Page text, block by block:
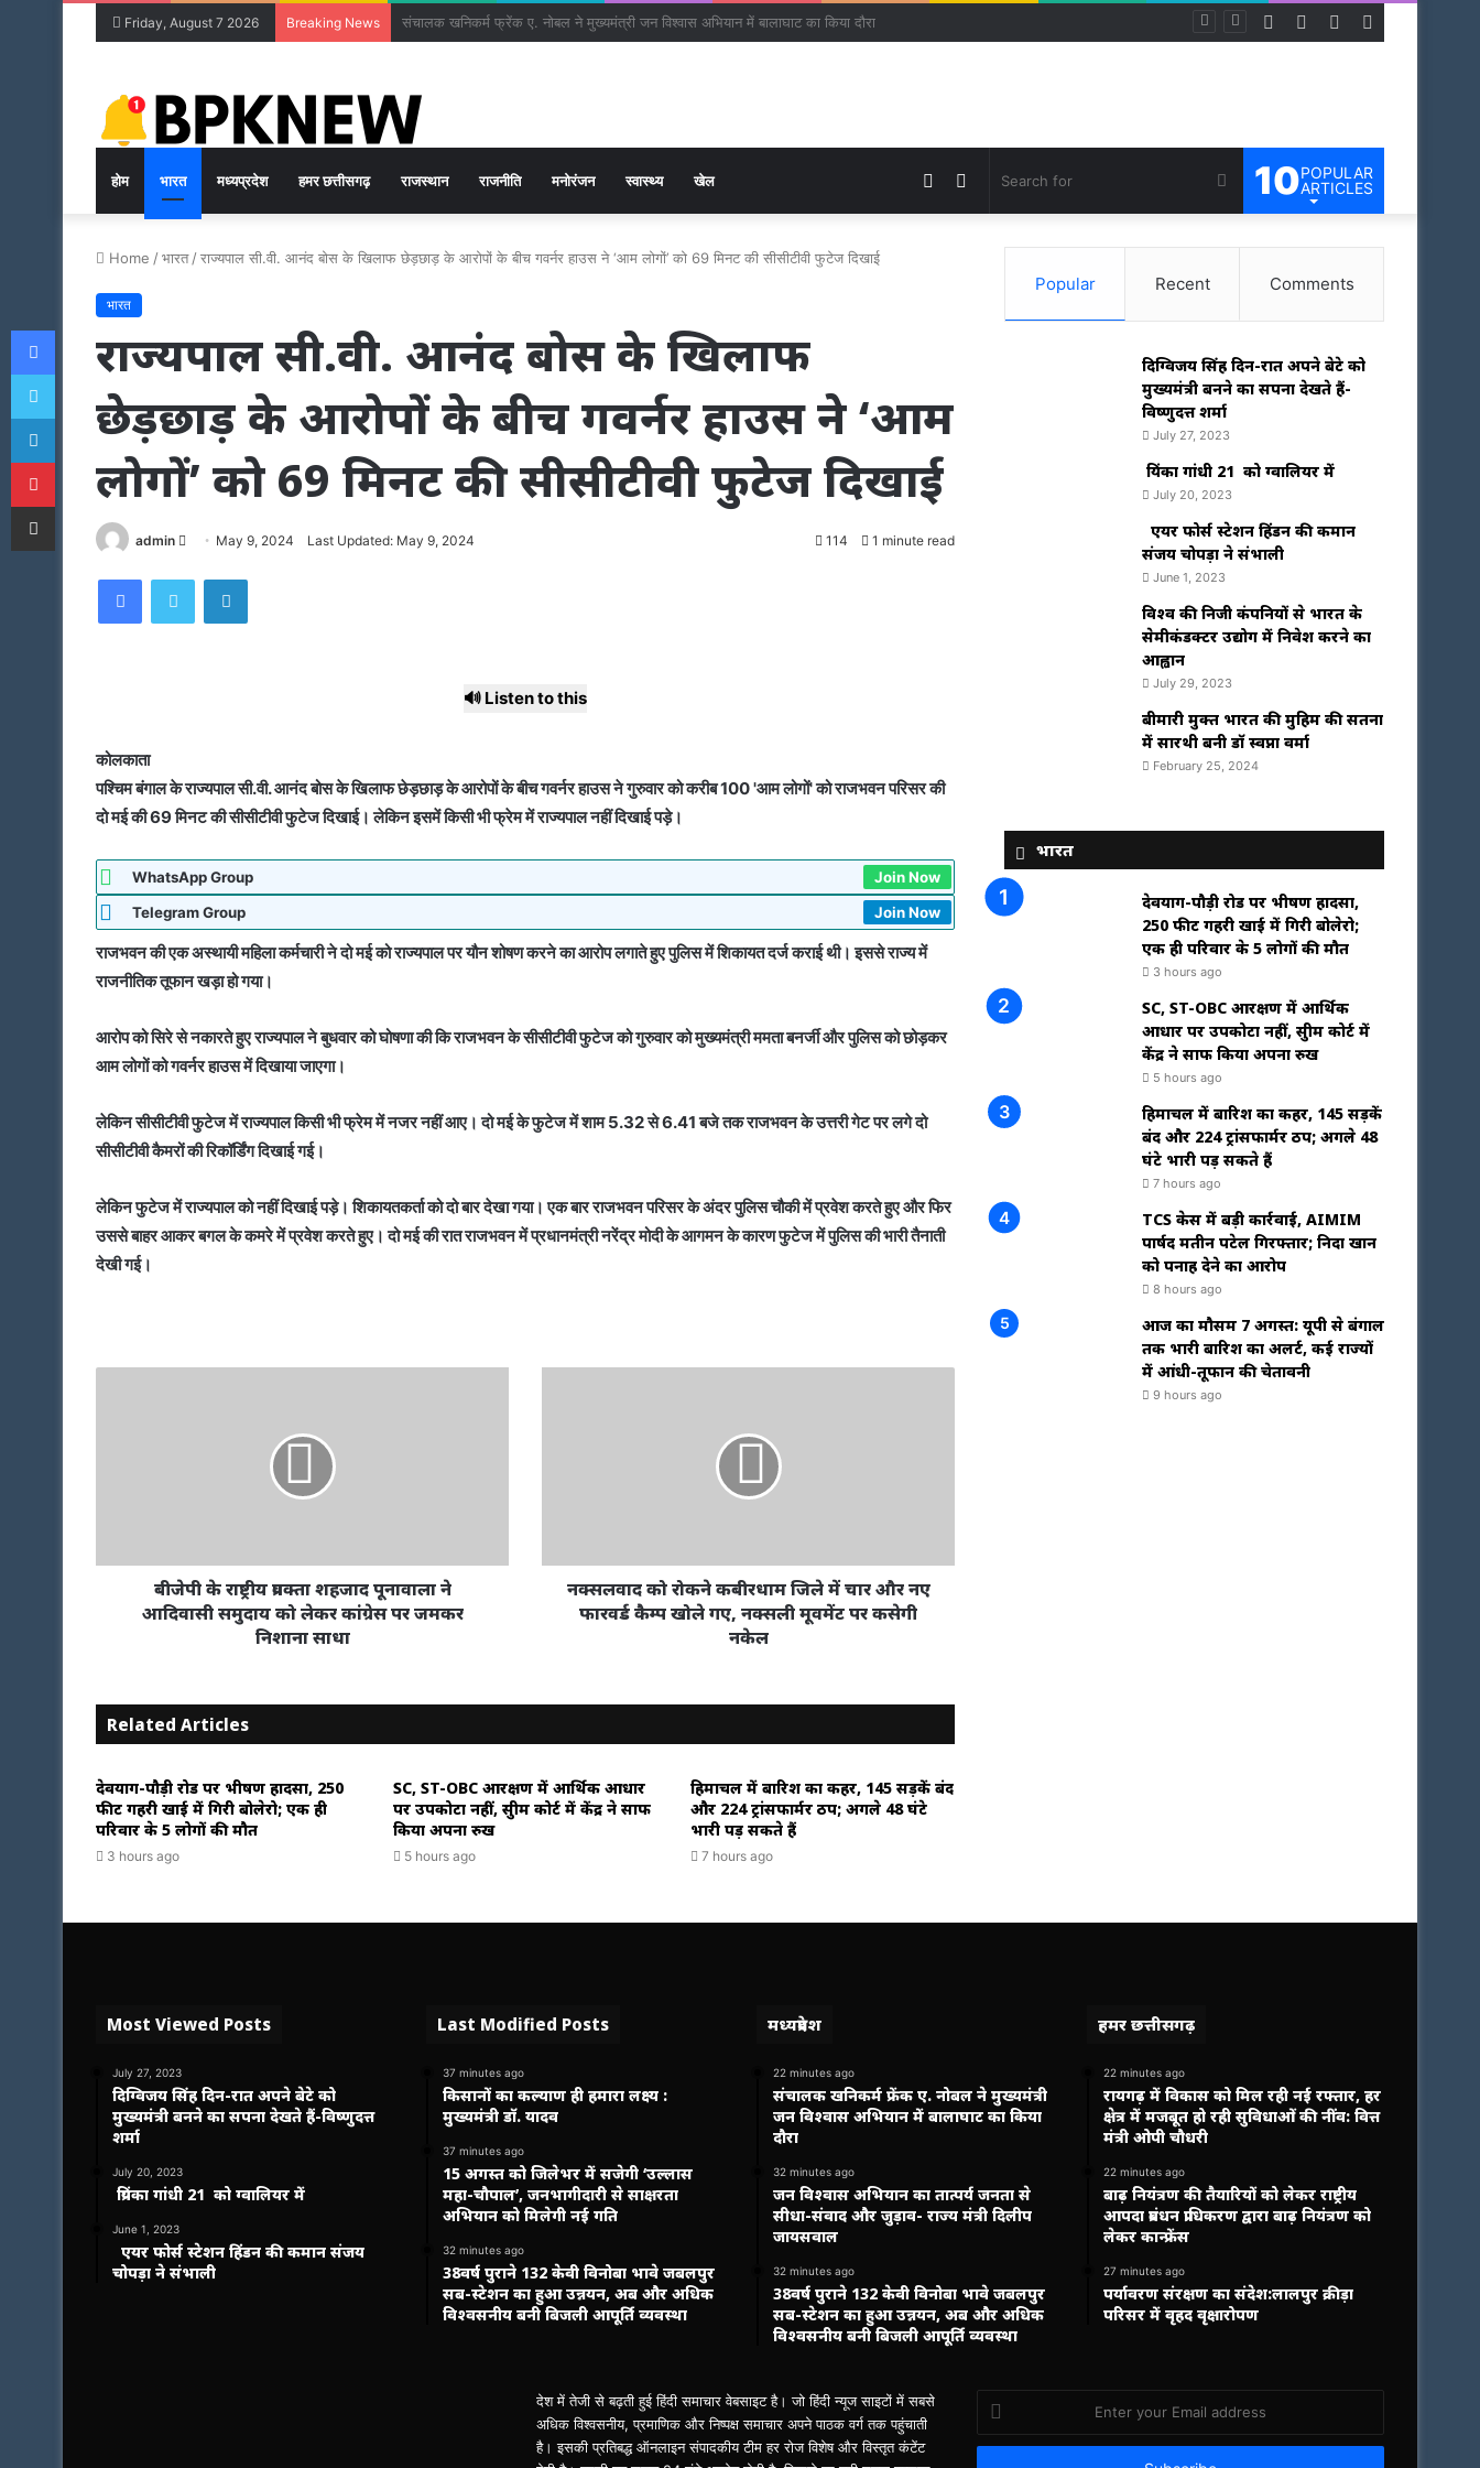
Friday, August 7 2026 Breaking News बाढ़ नियंत्रण की तैयारियों को लेकर राष्ट्रीय आपदा प्रबंधन प्राधिकरण द्वारा बाढ़ नियंत्रण को लेकर कान्फ्रेंस LinkedIn
Twitter
Facebook
होम भारत मध्यप्रदेश हमर छत्तीसगढ़ राजस्थान राजनीति मनोरंजन स्वास्थ्य खेल 10POPULAR
ARTICLES
Search
for
Sidebar
Random
Home /भारत /राज्यपाल सी.वी. आनंद बोस के खिलाफ छेड़छाड़ के आरोपों के बीच गवर्नर हाउस ने ‘आम लोगों’ को 69 मिनट की सीसीटीवी फुटेज दिखाई
भारत
राज्यपाल सी.वी. आनंद बोस के खिलाफ
छेड़छाड़ के आरोपों के बीच गवर्नर हाउस ने ‘आम
लोगों’ को 69 मिनट की सीसीटीवी फुटेज दिखाई
admin
Send May 9, 2024 Last Updated: May 9, 2024 114 1 minute read
FacebookTwitter LinkedIn
🔊 Listen to this
कोलकाता
पश्चिम बंगाल के राज्यपाल सी.वी. आनंद बोस के खिलाफ छेड़छाड़ के आरोपों के बीच गवर्नर हाउस ने गुरुवार को करीब 100 'आम लोगों' को राजभवन परिसर की
दो मई की 69 मिनट की सीसीटीवी फुटेज दिखाई। लेकिन इसमें किसी भी फ्रेम में राज्यपाल नहीं दिखाई पड़े।
WhatsApp Group
Join Now
Telegram Group
Join Now
राजभवन की एक अस्थायी महिला कर्मचारी ने दो मई को राज्यपाल पर यौन शोषण करने का आरोप लगाते हुए पुलिस में शिकायत दर्ज कराई थी। इससे राज्य में
राजनीतिक तूफान खड़ा हो गया।
आरोप को सिरे से नकारते हुए राज्यपाल ने बुधवार को घोषणा की कि राजभवन के सीसीटीवी फुटेज को गुरुवार को मुख्यमंत्री ममता बनर्जी और पुलिस को छोड़कर
आम लोगों को गवर्नर हाउस में दिखाया जाएगा।
लेकिन सीसीटीवी फुटेज में राज्यपाल किसी भी फ्रेम में नजर नहीं आए। दो मई के फुटेज में शाम 5.32 से 6.41 बजे तक राजभवन के उत्तरी गेट पर लगे दो
सीसीटीवी कैमरों की रिकॉर्डिंग दिखाई गई।
लेकिन फुटेज में राज्यपाल को नहीं दिखाई पड़े। शिकायतकर्ता को दो बार देखा गया। एक बार राजभवन परिसर के अंदर पुलिस चौकी में प्रवेश करते हुए और फिर
उससे बाहर आकर बगल के कमरे में प्रवेश करते हुए। दो मई की रात राजभवन में प्रधानमंत्री नरेंद्र मोदी के आगमन के कारण फुटेज में पुलिस की भारी तैनाती
देखी गई।
बीजेपी के राष्ट्रीय प्रवक्ता शहजाद पूनावाला ने
आदिवासी समुदाय को लेकर कांग्रेस पर जमकर
निशाना साधा
नक्सलवाद को रोकने कबीरधाम जिले में चार और नए
फारवर्ड कैम्प खोले गए, नक्सली मूवमेंट पर कसेगी
नकेल
Related Articles
देवप्रयाग-पौड़ी रोड पर भीषण हादसा, 250
फीट गहरी खाई में गिरी बोलेरो; एक ही
परिवार के 5 लोगों की मौत
3 hours ago
SC, ST-OBC आरक्षण में आर्थिक आधार
पर उपकोटा नहीं, सुप्रीम कोर्ट में केंद्र ने साफ
किया अपना रुख
5 hours ago
हिमाचल में बारिश का कहर, 145 सड़कें बंद
और 224 ट्रांसफार्मर ठप; अगले 48 घंटे
भारी पड़ सकते हैं
7 hours ago
Popular Recent Comments
दिग्विजय सिंह दिन-रात अपने बेटे को
मुख्यमंत्री बनने का सपना देखते हैं-
विष्णुदत्त शर्मा
July 27, 2023
प्रियंका गांधी 21 को ग्वालियर में
July 20, 2023
एयर फोर्स स्टेशन हिंडन की कमान
संजय चोपड़ा ने संभाली
June 1, 2023
विश्‍व की निजी कंपनियों से भारत के
सेमीकंडक्टर उद्योग में निवेश करने का
आह्वान
July 29, 2023
बीमारी मुक्त भारत की मुहिम की सतना
में सारथी बनी डाॅ स्वप्ना वर्मा
February 25, 2024
भारत
देवप्रयाग-पौड़ी रोड पर भीषण हादसा,
250 फीट गहरी खाई में गिरी बोलेरो;
एक ही परिवार के 5 लोगों की मौत
3 hours ago
SC, ST-OBC आरक्षण में आर्थिक
आधार पर उपकोटा नहीं, सुप्रीम कोर्ट में
केंद्र ने साफ किया अपना रुख
5 hours ago
हिमाचल में बारिश का कहर, 145 सड़कें
बंद और 224 ट्रांसफार्मर ठप; अगले 48
घंटे भारी पड़ सकते हैं
7 hours ago
TCS केस में बड़ी कार्रवाई, AIMIM
पार्षद मतीन पटेल गिरफ्तार; निदा खान
को पनाह देने का आरोप
8 hours ago
आज का मौसम 7 अगस्त: यूपी से बंगाल
तक भारी बारिश का अलर्ट, कई राज्यों
में आंधी-तूफान की चेतावनी
9 hours ago
Most Viewed Posts
July 27, 2023
दिग्विजय सिंह दिन-रात अपने बेटे को
मुख्यमंत्री बनने का सपना देखते हैं-विष्णुदत्त
शर्मा
July 20, 2023
प्रियंका गांधी 21 को ग्वालियर में
June 1, 2023
एयर फोर्स स्टेशन हिंडन की कमान संजय
चोपड़ा ने संभाली
Last Modified Posts
37 minutes ago
किसानों का कल्याण ही हमारा लक्ष्य :
मुख्यमंत्री डॉ. यादव
37 minutes ago
15 अगस्त को जिलेभर में सजेगी ‘उल्लास
महा-चौपाल’, जनभागीदारी से साक्षरता
अभियान को मिलेगी नई गति
32 minutes ago
38वर्ष पुराने 132 केवी विनोबा भावे जबलपुर
सब-स्टेशन का हुआ उन्नयन, अब और अधिक
विश्वसनीय बनी बिजली आपूर्ति व्यवस्था
मध्यप्रदेश
22 minutes ago
संचालक खनिकर्म फ्रेंक ए. नोबल ने मुख्यमंत्री
जन विश्वास अभियान में बालाघाट का किया
दौरा
32 minutes ago
जन विश्वास अभियान का तात्पर्य जनता से
सीधा-संवाद और जुड़ाव- राज्य मंत्री दिलीप
जायसवाल
32 minutes ago
38वर्ष पुराने 132 केवी विनोबा भावे जबलपुर
सब-स्टेशन का हुआ उन्नयन, अब और अधिक
विश्वसनीय बनी बिजली आपूर्ति व्यवस्था
हमर छत्तीसगढ़
22 minutes ago
रायगढ़ में विकास को मिल रही नई रफ्तार, हर
क्षेत्र में मजबूत हो रही सुविधाओं की नींव: वित्त
मंत्री ओपी चौधरी
22 minutes ago
बाढ़ नियंत्रण की तैयारियों को लेकर राष्ट्रीय
आपदा प्रबंधन प्राधिकरण द्वारा बाढ़ नियंत्रण को
लेकर कान्फ्रेंस
27 minutes ago
पर्यावरण संरक्षण का संदेश:लालपुर क्रीड़ा
परिसर में वृहद वृक्षारोपण
देश में तेजी से बढ़ती हुई हिंदी समाचार वेबसाइट है। जो हिंदी न्यूज साइटों में सबसे
अधिक विश्वसनीय, प्रमाणिक और निष्पक्ष समाचार अपने पाठक वर्ग तक पहुंचाती
है। इसकी प्रतिबद्ध ऑनलाइन संपादकीय टीम हर रोज विशेष और विस्तृत कंटेंट
Enter
your
Email
Facebook
Twitter
LinkedIn
Pinterest
Share via Email